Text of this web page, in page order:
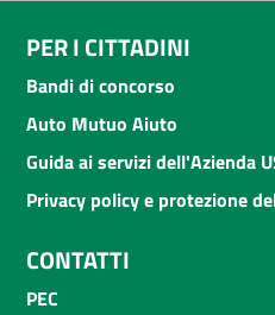
PER I CITTADINI
Bandi di concorso
Auto Mutuo Aiuto
Guida ai servizi dell'Azienda
Privacy policy e protezione
CONTATTI
PEC